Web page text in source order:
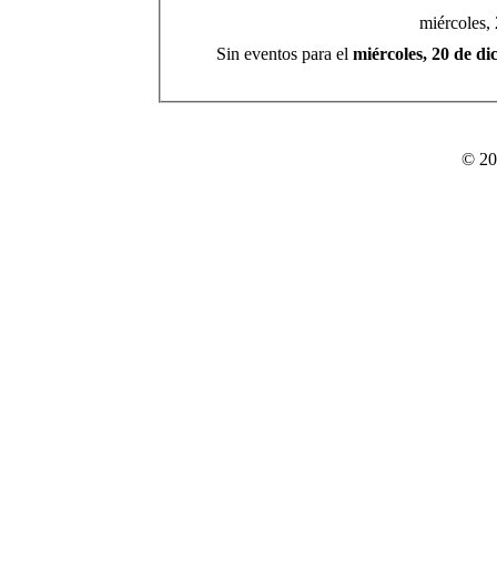
miércoles,
Sin eventos para el miércoles, 20 de
©